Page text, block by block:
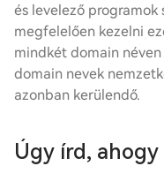
és levelező
megfelelően kezelni
mindkét domain
domain nevek
azonban kerülendő.
Úgy írd, ahogy